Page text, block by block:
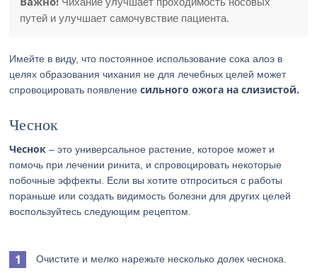
путей и улучшает самочувствие пациента.
Имейте в виду, что постоянное использование сока алоэ в
целях образования чихания не для лечебных целей может
спровоцировать появлениесильного ожога на слизистой.
Чеснок
Чеснок – это универсальное растение, которое может и
помочь при лечении ринита, и спровоцировать некоторые
побочные эффекты. Если вы хотите отпроситься с работы
пораньше или создать видимость болезни для других целей
воспользуйтесь следующим рецептом.
Очистите и мелко нарежьте несколько долек чеснока.